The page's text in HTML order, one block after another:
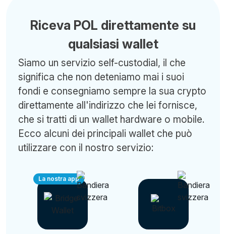
Riceva POL direttamente su
qualsiasi wallet
Siamo un servizio self-custodial, il che
significa che non deteniamo mai i suoi
fondi e consegniamo sempre la sua crypto
direttamente all'indirizzo che lei fornisce,
che si tratti di un wallet hardware o mobile.
Ecco alcuni dei principali wallet che può
utilizzare con il nostro servizio:
La nostra app